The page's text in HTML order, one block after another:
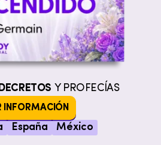
Y PROFECÍAS
INFORMACIÓN
España México